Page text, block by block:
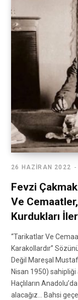
26 HAZIRAN 2022
Fevzi
Ve
Kurdukları
“Tarikatlar Ve
Karakollardır”
Değil Mareşal
Nisan 1950)
Haçlıların
alacağız… Bahsi